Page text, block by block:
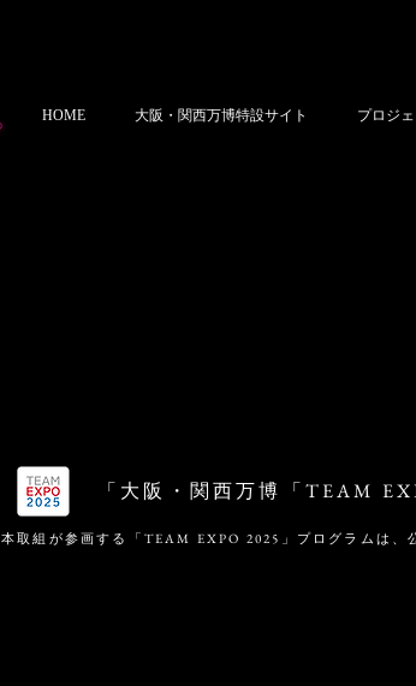
HOME 大阪・関西万博特設サイト プロジェ
「大阪・関西万博「TEAM
本取組が参画する「TEAM EXPO 2025」プログラムは、